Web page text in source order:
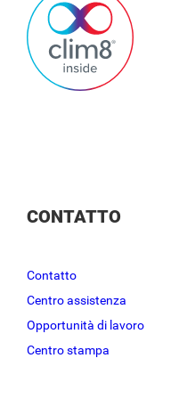
CONTATTO
Contatto
Centro assistenza
Opportunità di lavoro
Centro stampa